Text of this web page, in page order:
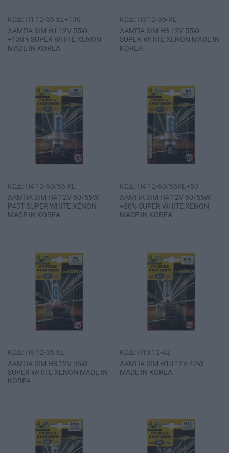
ΚΩΔ: H1 12-55 XE+130
ΛΑΜΠΑ SΙΜ Η1 12V 55W
+130% SUPER WHITE ΧΕΝΟΝ
MADE IN ΚΟRΕΑ
ΚΩΔ: H3 12-55-XE
ΛΑΜΠΑ SΙΜ Η3 12V 55W
SUPER WHITE ΧΕΝΟΝ MADE IN
ΚΟRΕΑ
ΚΩΔ: H4 12-60/55 XE
ΛΑΜΠΑ SΙΜ Η4 12V 60/55W
Ρ43Τ SUPER WHITE ΧΕΝΟΝ
MADE IN ΚΟRΕΑ
ΚΩΔ: H4 12-60/55XE+50
ΛΑΜΠΑ SΙΜ Η4 12V 60/55W
+50% SUPER WHITE ΧΕΝΟΝ
MADE IN ΚΟRΕΑ
ΚΩΔ: H8 12-35 XE
ΛΑΜΠΑ SΙΜ Η8 12V 35W
SUPER WHITE ΧΕΝΟΝ MADE IN
ΚΟRΕΑ
ΚΩΔ: H10 12-42
ΛΑΜΠΑ SΙΜ Η10 12V 42W
MADE IN ΚΟRΕΑ